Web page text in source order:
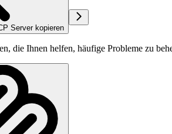
Server kopieren
die Ihnen helfen, häufige Probleme zu